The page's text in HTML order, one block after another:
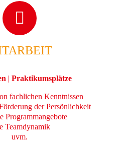
| Praktikumsplätze
fachlichen Kenntnissen
der Persönlichkeit
Programmangebote
Teamdynamik
uvm.